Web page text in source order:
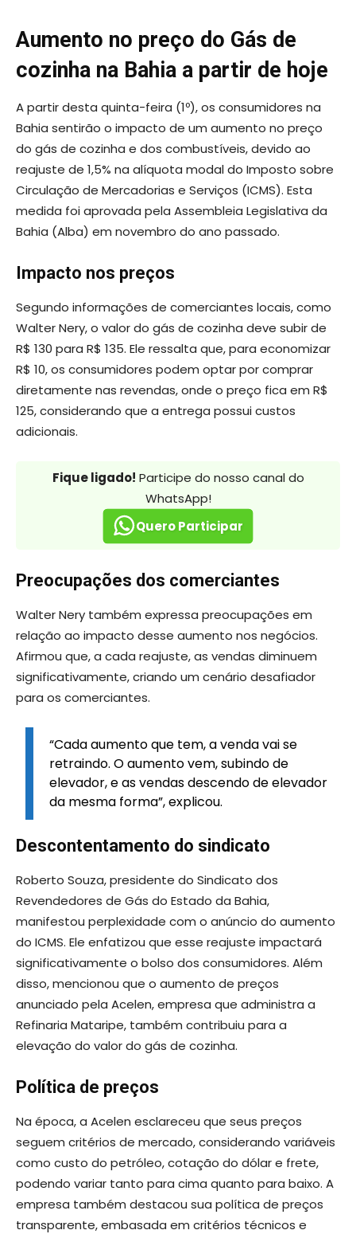
Aumento no preço do Gás de
cozinha na Bahia a partir de hoje
A partir desta quinta-feira (1º), os consumidores na
Bahia sentirão o impacto de um aumento no preço
do gás de cozinha e dos combustíveis, devido ao
reajuste de 1,5% na alíquota modal do Imposto sobre
Circulação de Mercadorias e Serviços (ICMS). Esta
medida foi aprovada pela Assembleia Legislativa da
Bahia (Alba) em novembro do ano passado.
Impacto nos preços
Segundo informações de comerciantes locais, como
Walter Nery, o valor do gás de cozinha deve subir de
R$ 130 para R$ 135. Ele ressalta que, para economizar
R$ 10, os consumidores podem optar por comprar
diretamente nas revendas, onde o preço fica em R$
125, considerando que a entrega possui custos
adicionais.
Fique ligado! Participe do nosso canal do
WhatsApp!
Quero Participar
Preocupações dos comerciantes
Walter Nery também expressa preocupações em
relação ao impacto desse aumento nos negócios.
Afirmou que, a cada reajuste, as vendas diminuem
significativamente, criando um cenário desafiador
para os comerciantes.
“Cada aumento que tem, a venda vai se
retraindo. O aumento vem, subindo de
elevador, e as vendas descendo de elevador
da mesma forma”, explicou.
Descontentamento do sindicato
Roberto Souza, presidente do Sindicato dos
Revendedores de Gás do Estado da Bahia,
manifestou perplexidade com o anúncio do aumento
do ICMS. Ele enfatizou que esse reajuste impactará
significativamente o bolso dos consumidores. Além
disso, mencionou que o aumento de preços
anunciado pela Acelen, empresa que administra a
Refinaria Mataripe, também contribuiu para a
elevação do valor do gás de cozinha.
Política de preços
Na época, a Acelen esclareceu que seus preços
seguem critérios de mercado, considerando variáveis
como custo do petróleo, cotação do dólar e frete,
podendo variar tanto para cima quanto para baixo. A
empresa também destacou sua política de preços
transparente, embasada em critérios técnicos e